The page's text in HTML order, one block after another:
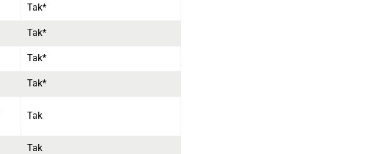
Tak*
Tak*
Tak*
Tak*
Tak
Tak